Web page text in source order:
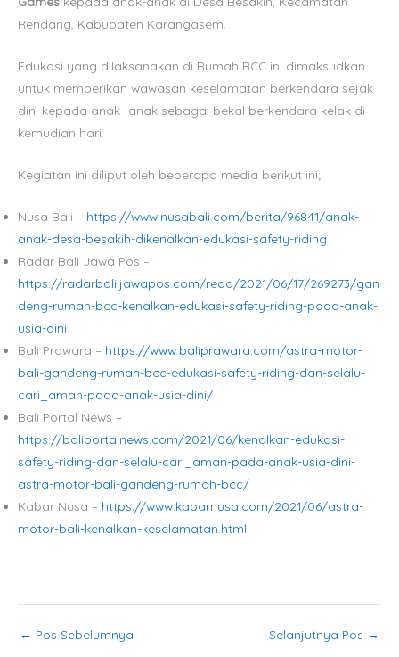
Rendang, Kabupaten Karangasem.
Edukasi yang dilaksanakan di Rumah BCC ini dimaksudkan
untuk memberikan wawasan keselamatan berkendara sejak
dini kepada anak- anak sebagai bekal berkendara kelak di
kemudian hari.
Kegiatan ini diliput oleh beberapa media berikut ini;
Nusa Bali – https://www.nusabali.com/berita/96841/anak-
anak-desa-besakih-dikenalkan-edukasi-safety-riding
Radar Bali Jawa Pos –
https://radarbali.jawapos.com/read/2021/06/17/269273/gan
deng-rumah-bcc-kenalkan-edukasi-safety-riding-pada-anak-
usia-dini
Bali Prawara – https://www.baliprawara.com/astra-motor-
bali-gandeng-rumah-bcc-edukasi-safety-riding-dan-selalu-
cari_aman-pada-anak-usia-dini/
Bali Portal News –
https://baliportalnews.com/2021/06/kenalkan-edukasi-
safety-riding-dan-selalu-cari_aman-pada-anak-usia-dini-
astra-motor-bali-gandeng-rumah-bcc/
Kabar Nusa – https://www.kabarnusa.com/2021/06/astra-
motor-bali-kenalkan-keselamatan.html
← Pos Sebelumnya Selanjutnya Pos →